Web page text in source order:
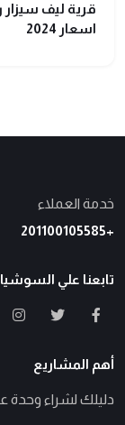
اسعار 2024
خدمة العملاء
+201100105585
تابعنا علي
أهم المشاريع
دليلك لشراء وحدة